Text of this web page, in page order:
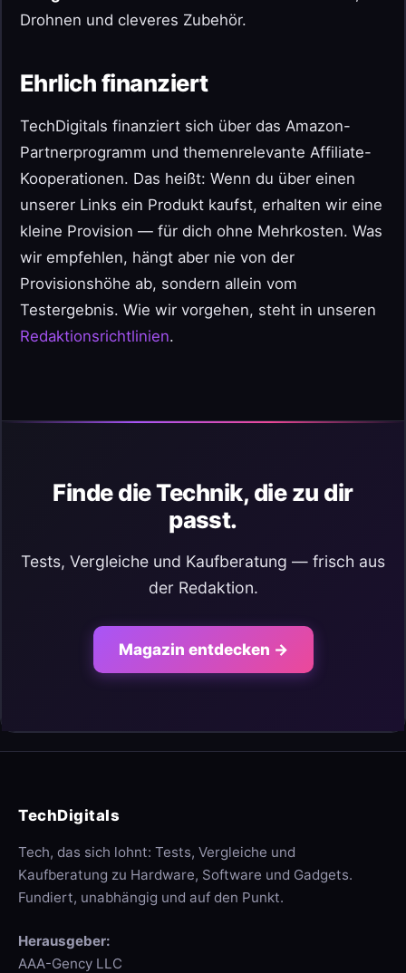
Drohnen und cleveres Zubehör.
Ehrlich finanziert
TechDigitals finanziert sich über das Amazon-
Partnerprogramm und themenrelevante Affiliate-
Kooperationen. Das heißt: Wenn du über einen
unserer Links ein Produkt kaufst, erhalten wir eine
kleine Provision — für dich ohne Mehrkosten. Was
wir empfehlen, hängt aber nie von der
Provisionshöhe ab, sondern allein vom
Testergebnis. Wie wir vorgehen, steht in unseren
Redaktionsrichtlinien.
Finde die Technik, die zu dir
passt.
Tests, Vergleiche und Kaufberatung — frisch aus
der Redaktion.
Magazin entdecken →
TechDigitals
Tech, das sich lohnt: Tests, Vergleiche und
Kaufberatung zu Hardware, Software und Gadgets.
Fundiert, unabhängig und auf den Punkt.
Herausgeber:
AAA-Gency LLC